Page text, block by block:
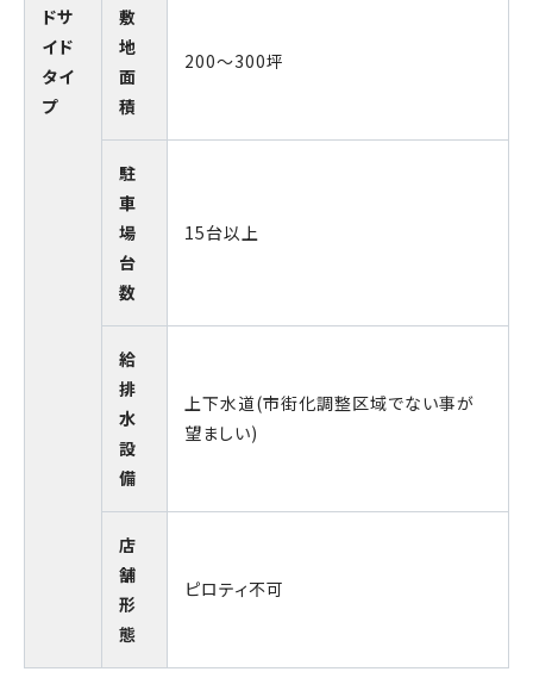
ドサ
イド
タイ
プ
敷
地
面
積
200～300坪
駐
車
場
台
数
15台以上
給
排
水
設
備
上下水道(市街化調整区域でない事が
望ましい)
店
舗
形
態
ピロティ不可